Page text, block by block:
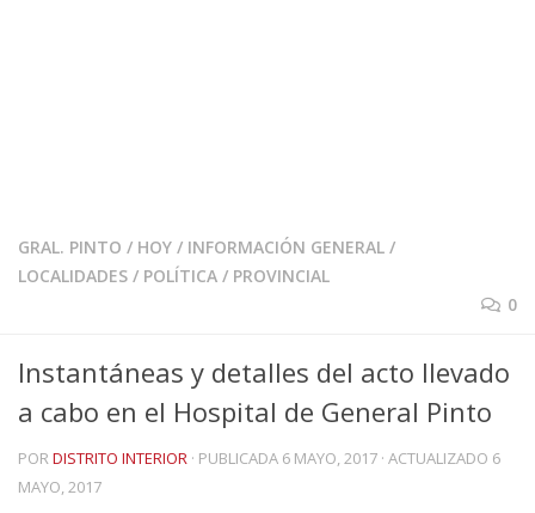
GRAL. PINTO / HOY / INFORMACIÓN GENERAL /
LOCALIDADES / POLÍTICA / PROVINCIAL
0
Instantáneas y detalles del acto llevado
a cabo en el Hospital de General Pinto
PORDISTRITO INTERIOR · PUBLICADA 6 MAYO, 2017 · ACTUALIZADO 6
MAYO, 2017